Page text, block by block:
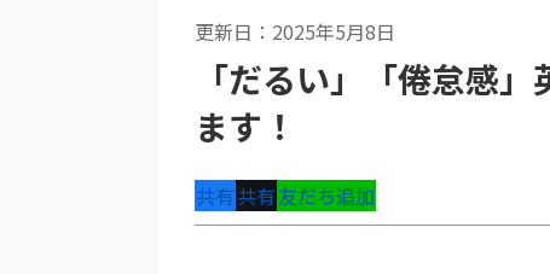
更新日：2025年5月8日
「だるい」「倦怠感
ます！
共有共有友だち追加